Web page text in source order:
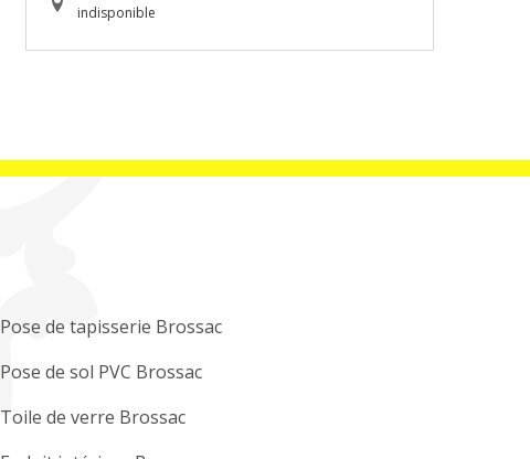
indisponible
Pose de tapisserie Brossac
Pose de sol PVC Brossac
Toile de verre Brossac